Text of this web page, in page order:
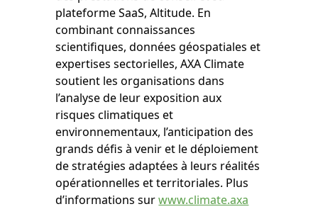
plateforme SaaS, Altitude. En
combinant connaissances
scientifiques, données géospatiales et
expertises sectorielles, AXA Climate
soutient les organisations dans
l’analyse de leur exposition aux
risques climatiques et
environnementaux, l’anticipation des
grands défis à venir et le déploiement
de stratégies adaptées à leurs réalités
opérationnelles et territoriales. Plus
d’informations surwww.climate.axa